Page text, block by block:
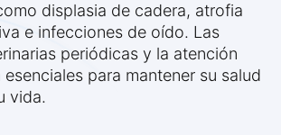
displasia de cadera, atrofia
e infecciones de oído. Las
periódicas y la atención
para mantener su salud
vida.